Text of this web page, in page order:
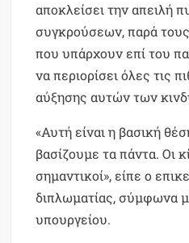
αποκλείσει την απειλή
συγκρούσεων, παρά
που υπάρχουν επί του
να περιορίσει όλες τις
αύξησης αυτών των
«Αυτή είναι η βασική
βασίζουμε τα πάντα. Οι
σημαντικοί», είπε ο
διπλωματίας, σύμφωνα
υπουργείου.